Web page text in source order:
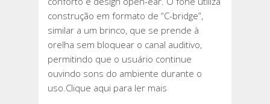
construção em formato de “C-bridge”,
similar a um brinco, que se prende à
orelha sem bloquear o canal auditivo,
permitindo que o usuário continue
ouvindo sons do ambiente durante o
uso.Clique aqui para ler mais